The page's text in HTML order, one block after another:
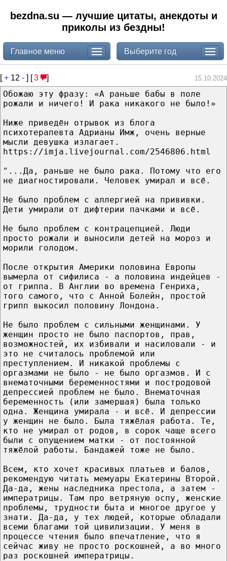
bezdna.su — лучшие цитаты, анекдоты и
приколы из бездны!
Главное меню Выберите год
[+ 12 - ] [3 ] 15.10.2024
Обожаю эту фразу: «А раньше бабы в поле
рожали и ничего! И рака никакого не было!»
Ниже приведён отрывок из блога
психотерапевта Адрианы Имж, очень верные
мысли девушка излагает.
https://imja.livejournal.com/2546806.html
"...Да, раньше не было рака. Потому что его
не диагностировали. Человек умирал и всё.
Не было проблем с аллергией на прививки.
Дети умирали от дифтерии пачками и всё.
Не было проблем с контрацепцией. Люди
просто рожали и выносили детей на мороз и
морили голодом.
После открытия Америки половина Европы
вымерла от сифилиса - а половина индейцев -
от гриппа. В Англии во времена Генриха,
того самого, что с Анной Болейн, простой
грипп выкосил половину Лондона.
Не было проблем с сильными женщинами. У
женщин просто не было паспортов, прав,
возможностей, их избивали и насиловали - и
это не считалось проблемой или
преступлением. И никакой проблемы с
оргазмами не было - не было оргазмов. И с
внематочными беременностями и постродовой
депрессией проблем не было. Внематочная
беременность (или замершая) была только
одна. Женщина умирала - и всё. И депрессии
у женщин не было. Была тяжёлая работа. Те,
кто не умирал от родов, в сорок чаще всего
были с опущением матки - от постоянной
тяжёлой работы. Бандажей тоже не было.
Всем, кто хочет красивых платьев и балов,
рекомендую читать мемуары Екатерины Второй.
Да-да, жены наследника престола, а затем -
императрицы. Там про ветряную оспу, женские
проблемы, трудности быта и многое другое у
знати. Да-да, у тех людей, которые обладали
всеми благами той цивилизации. У меня в
процессе чтения было впечатление, что я
сейчас живу не просто роскошней, а во много
раз роскошней императрицы.